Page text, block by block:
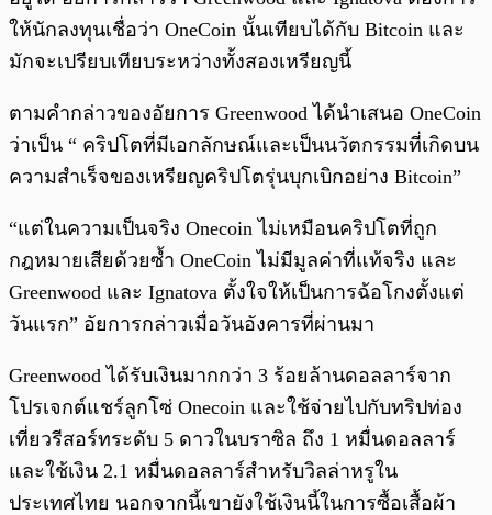
ให้นักลงทุนเชื่อว่า OneCoin นั้นเทียบได้กับ Bitcoin และ
มักจะเปรียบเทียบระหว่างทั้งสองเหรียญนี้
ตามคำกล่าวของอัยการ Greenwood ได้นำเสนอ OneCoin
ว่าเป็น “ คริปโตที่มีเอกลักษณ์และเป็นนวัตกรรมที่เกิดบน
ความสำเร็จของเหรียญคริปโตรุ่นบุกเบิกอย่าง Bitcoin”
“แต่ในความเป็นจริง Onecoin ไม่เหมือนคริปโตที่ถูก
กฎหมายเสียด้วยซ้ำ OneCoin ไม่มีมูลค่าที่แท้จริง และ
Greenwood และ Ignatova ตั้งใจให้เป็นการฉ้อโกงตั้งแต่
วันแรก” อัยการกล่าวเมื่อวันอังคารที่ผ่านมา
Greenwood ได้รับเงินมากกว่า 3 ร้อยล้านดอลลาร์จาก
โปรเจกต์แชร์ลูกโซ่ Onecoin และใช้จ่ายไปกับทริปท่อง
เที่ยวรีสอร์ทระดับ 5 ดาวในบราซิล ถึง 1 หมื่นดอลลาร์
และใช้เงิน 2.1 หมื่นดอลลาร์สำหรับวิลล่าหรูใน
ประเทศไทย นอกจากนี้เขายังใช้เงินนี้ในการซื้อเสื้อผ้า